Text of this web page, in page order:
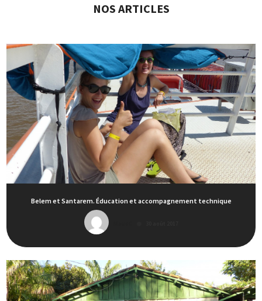
NOS ARTICLES
Belem et Santarem. Éducation et accompagnement technique